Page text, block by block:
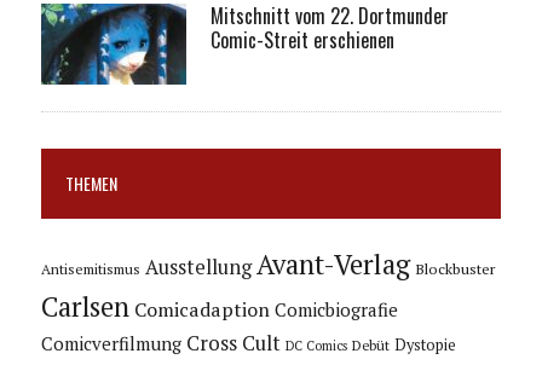
Mitschnitt vom 22. Dortmunder
Comic-Streit erschienen
THEMEN
Antisemitismus Ausstellung Avant-Verlag Blockbuster
Carlsen Comicadaption Comicbiografie
Comicverfilmung Cross Cult DC Comics Debüt Dystopie